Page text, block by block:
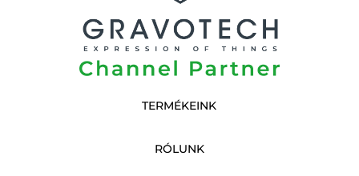
TERMÉKEINK
RÓLUNK